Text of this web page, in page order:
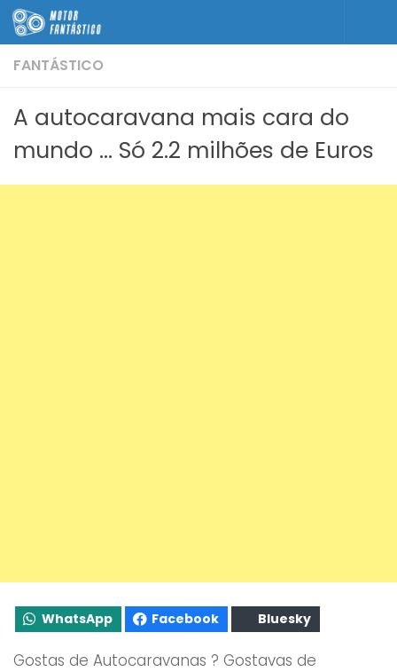
Skip to content
FANTÁSTICO
A autocaravana mais cara do
mundo … Só 2.2 milhões de Euros
WhatsApp Facebook Bluesky
Gostas de Autocaravanas ? Gostavas de